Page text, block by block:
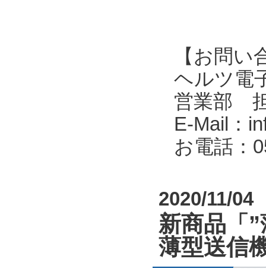
【お問い
ヘルツ電
営業部
E-Mail：
お電話：
2020/11/04
新商品「
薄型送信